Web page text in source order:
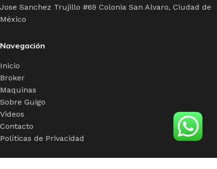
Jose Sanchez Trujillo #69 Colonia San Alvaro, Ciudad de
México
Navegación
Inicio
Broker
Maquinas
Sobre Guigo
Videos
Contacto
Políticas de Privacidad